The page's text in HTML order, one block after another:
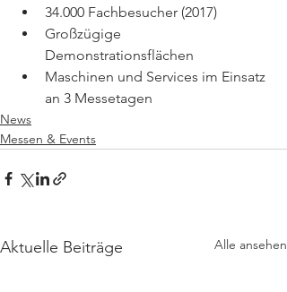
34.000 Fachbesucher (2017)
Großzügige
Demonstrationsflächen
Maschinen und Services im Einsatz
an 3 Messetagen
News
Messen & Events
Aktuelle Beiträge Alle ansehen